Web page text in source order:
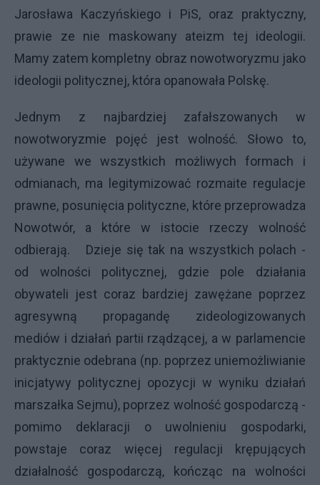
Jarosława Kaczyńskiego i PiS, oraz praktyczny,
prawie ze nie maskowany ateizm tej ideologii.
Mamy zatem kompletny obraz nowotworyzmu jako
ideologii politycznej, która opanowała Polskę.
Jednym z najbardziej zafałszowanych w
nowotworyzmie pojęć jest wolność. Słowo to,
używane we wszystkich możliwych formach i
odmianach, ma legitymizować rozmaite regulacje
prawne, posunięcia polityczne, które przeprowadza
Nowotwór, a które w istocie rzeczy wolność
odbierają. Dzieje się tak na wszystkich polach -
od wolności politycznej, gdzie pole działania
obywateli jest coraz bardziej zawężane poprzez
agresywną propagandę zideologizowanych
mediów i działań partii rządzącej, a w parlamencie
praktycznie odebrana (np. poprzez uniemożliwianie
inicjatywy politycznej opozycji w wyniku działań
marszałka Sejmu), poprzez wolność gospodarczą -
pomimo deklaracji o uwolnieniu gospodarki,
powstaje coraz więcej regulacji krępujących
działalność gospodarczą, kończąc na wolności